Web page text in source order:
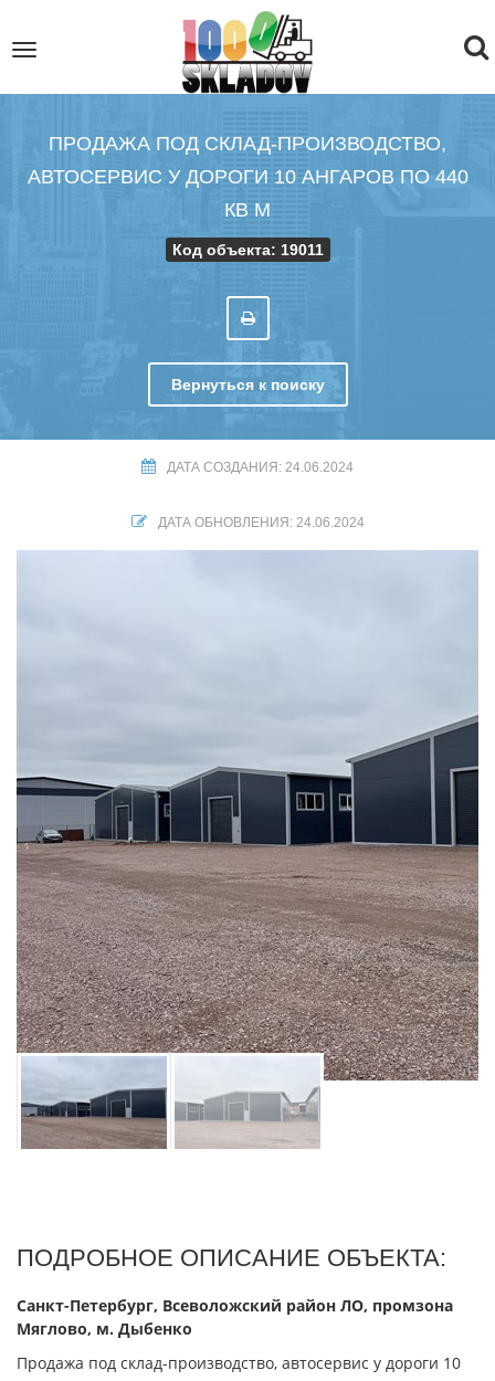
Toggle
ПРОДАЖА ПОД СКЛАД-ПРОИЗВОДСТВО,
АВТОСЕРВИС У ДОРОГИ 10 АНГАРОВ ПО 440
КВ М
Код объекта: 19011
Вернуться к поиску
ДАТА СОЗДАНИЯ: 24.06.2024
ДАТА ОБНОВЛЕНИЯ: 24.06.2024
ПОДРОБНОЕ ОПИСАНИЕ ОБЪЕКТА:
Санкт-Петербург, Всеволожский район ЛО, промзона
Мяглово, м. Дыбенко
Продажа под склад-производство, автосервис у дороги 10